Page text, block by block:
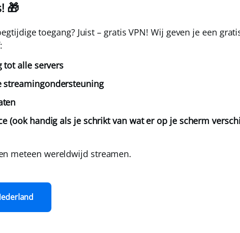
🎁
toegang? Juist – gratis VPN! Wij geven je een
tot alle servers
streamingondersteuning
(ook handig als je schrikt van wat er op je scherm
meteen wereldwijd streamen.